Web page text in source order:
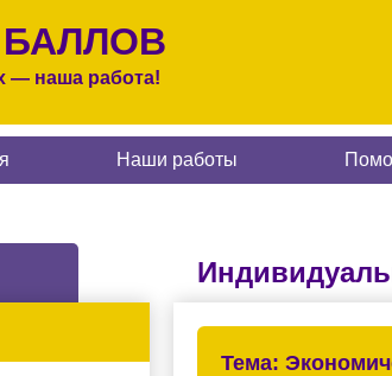
БАЛЛОВ
— наша работа!
Наши работы
Тема: